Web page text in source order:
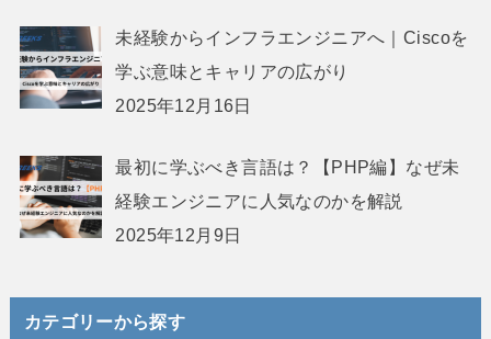
未経験からインフラエンジニアへ｜Ciscoを
学ぶ意味とキャリアの広がり
2025年12月16日
最初に学ぶべき言語は？【PHP編】なぜ未
経験エンジニアに人気なのかを解説
2025年12月9日
カテゴリーから探す